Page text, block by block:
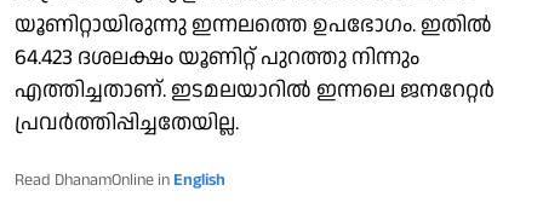
യൂണിറ്റായിരുന്നു ഇന്നലത്തെ ഉപഭോഗം. ഇതില്‍
64.423 ദശലക്ഷം യൂണിറ്റ് പുറത്തു നിന്നും
എത്തിച്ചതാണ്. ഇടമലയാറില്‍ ഇന്നലെ ജനറേറ്റര്‍
പ്രവര്‍ത്തിപ്പിച്ചതേയില്ല.
Read DhanamOnline in English